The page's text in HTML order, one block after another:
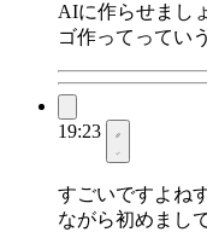
AIに作らせまし
ゴ作ってってい
19:23
すごいですよね
ながら初めまし